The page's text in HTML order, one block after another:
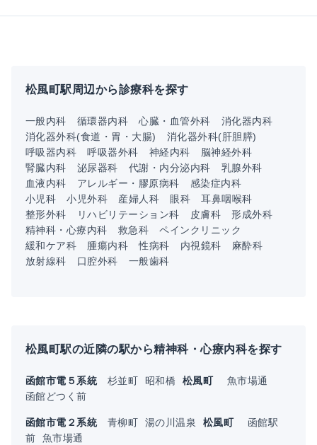
松風町駅周辺から診療科を探す
一般内科 循環器内科 心臓・血管外科
消化器内科
消化器外科(食道・胃・大腸)
消化器外科(肝胆膵)
呼吸器内科
呼吸器外科 神経内科
脳神経外科
腎臓内科
泌尿器科 代謝・内分泌内科
乳腺外科
血液内科
アレルギー・膠原病科
感染症内科
小児科
小児外科 産婦人科 眼科
耳鼻咽喉科
整形外科
リハビリテーション科 皮膚科
形成外科
精神科・心療内科
救急科
ペインクリニック
緩和ケア科
腫瘍内科 性病科 内視鏡科
麻酔科
放射線科
口腔外科 一般歯科
松風町駅の近隣の駅から精神科・心療内科を探す
函館市電５系統 杉並町 昭和橋 松風町
魚市場通
函館どつく前
函館市電２系統 青柳町 湯の川温泉 松風町
函館駅
前
魚市場通